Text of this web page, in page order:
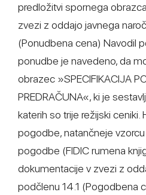
predložitvi spornega
zvezi z oddajo javnega
(Ponudbena cena) Navodil
ponudbe je navedeno, da
obrazec »SPECIFIKACIJA
PREDRAČUNA«, ki je
katerih so trije režijski ceniki.
pogodbe, natančneje
pogodbe (FIDIC rumena
dokumentacije v zvezi z
podčlenu 14.1 (Pogodbena